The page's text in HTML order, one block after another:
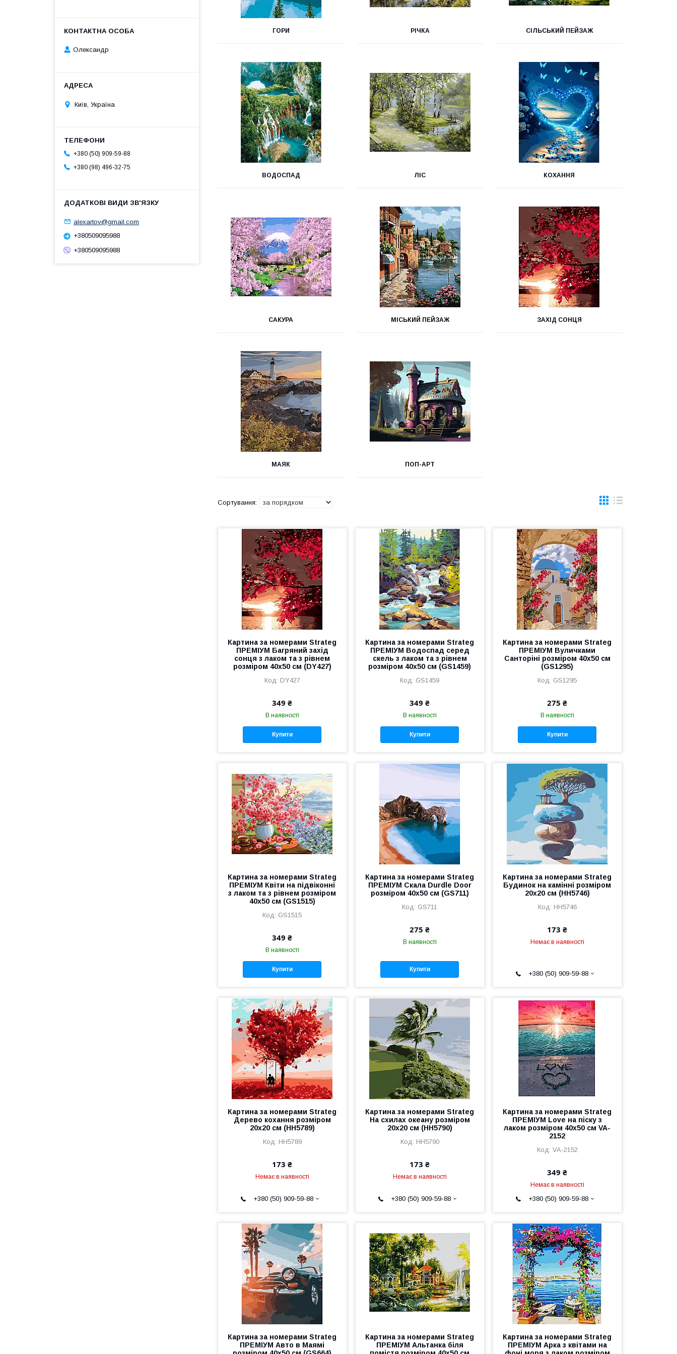
ГОРИ РІЧКА СІЛЬСЬКИЙ ПЕЙЗАЖ
ВОДОСПАД ЛІС КОХАННЯ
САКУРА МІСЬКИЙ ПЕЙЗАЖ ЗАХІД СОНЦЯ
МАЯК ПОП-АРТ
Картина за номерами Strateg
ПРЕМІУМ Багряний захід
сонця з лаком та з рівнем
розміром 40х50 см (DY427)
DY427
349 ₴
В наявності
Купити
Картина за номерами Strateg
ПРЕМІУМ Водоспад серед
скель з лаком та з рівнем
розміром 40х50 см (GS1459)
GS1459
349 ₴
В наявності
Купити
Картина за номерами Strateg
ПРЕМІУМ Вуличками
Санторіні розміром 40х50 см
(GS1295)
GS1295
275 ₴
В наявності
Купити
Картина за номерами Strateg
ПРЕМІУМ Квіти на підвіконні
з лаком та з рівнем розміром
40х50 см (GS1515)
GS1515
349 ₴
В наявності
Купити
Картина за номерами Strateg
ПРЕМІУМ Скала Durdle Door
розміром 40х50 см (GS711)
GS711
275 ₴
В наявності
Купити
Картина за номерами Strateg
Будинок на камінні розміром
20х20 см (HH5746)
HH5746
173 ₴
Немає в наявності
+380 (50) 909-59-88
Картина за номерами Strateg
Дерево кохання розміром
20х20 см (HH5789)
HH5789
173 ₴
Немає в наявності
+380 (50) 909-59-88
Картина за номерами Strateg
На схилах океану розміром
20х20 см (HH5790)
HH5790
173 ₴
Немає в наявності
+380 (50) 909-59-88
Картина за номерами Strateg
ПРЕМІУМ Love на піску з
лаком розміром 40х50 см VA-
2152
VA-2152
349 ₴
Немає в наявності
+380 (50) 909-59-88
Картина за номерами Strateg
ПРЕМІУМ Авто в Маямі
Картина за номерами Strateg
ПРЕМІУМ Альтанка біля
Картина за номерами Strateg
ПРЕМІУМ Арка з квітами на
Олександр
Київ, Україна
+380 (50) 909-59-88
+380 (98) 496-32-75
alexartov@gmail.com
+380509095988
+380509095988